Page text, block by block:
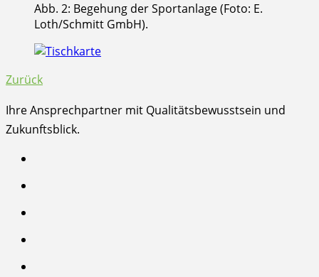
Abb. 2: Begehung der Sportanlage (Foto: E.
Loth/Schmitt GmbH).
Zurück
Ihre Ansprechpartner mit Qualitätsbewusstsein und
Zukunftsblick.